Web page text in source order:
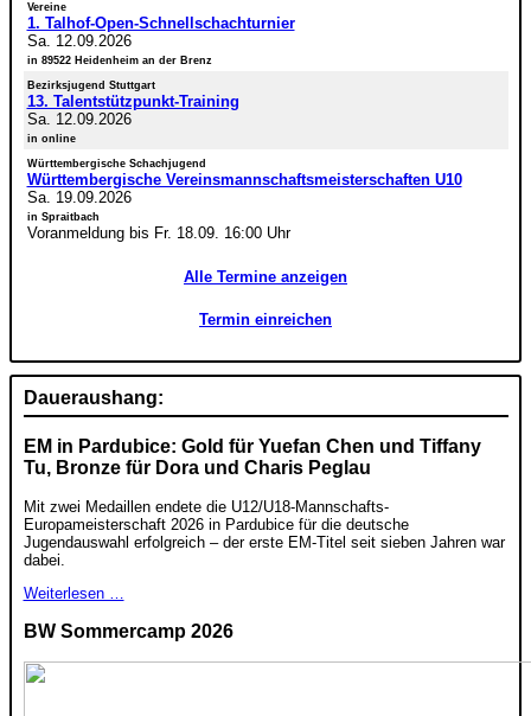
Vereine
1. Talhof-Open-Schnellschachturnier
Sa. 12.09.2026
in 89522 Heidenheim an der Brenz
Bezirksjugend Stuttgart
13. Talentstützpunkt-Training
Sa. 12.09.2026
in online
Württembergische Schachjugend
Württembergische Vereinsmannschaftsmeisterschaften U10
Sa. 19.09.2026
in Spraitbach
Voranmeldung bis Fr. 18.09. 16:00 Uhr
Alle Termine anzeigen
Termin einreichen
Daueraushang:
EM in Pardubice: Gold für Yuefan Chen und Tiffany
Tu, Bronze für Dora und Charis Peglau
Mit zwei Medaillen endete die U12/U18-Mannschafts-
Europameisterschaft 2026 in Pardubice für die deutsche
Jugendauswahl erfolgreich – der erste EM-Titel seit sieben Jahren war
dabei.
Weiterlesen …
BW Sommercamp 2026